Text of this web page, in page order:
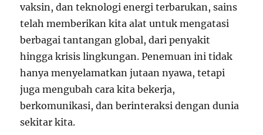
vaksin, dan teknologi energi terbarukan, sains
telah memberikan kita alat untuk mengatasi
berbagai tantangan global, dari penyakit
hingga krisis lingkungan. Penemuan ini tidak
hanya menyelamatkan jutaan nyawa, tetapi
juga mengubah cara kita bekerja,
berkomunikasi, dan berinteraksi dengan dunia
sekitar kita.